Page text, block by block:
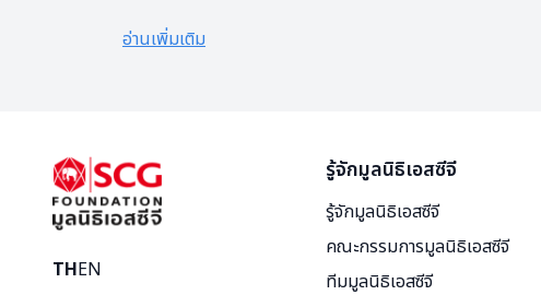
อ่านเพิ่มเติม
THEN
รู้จักมูลนิธิเอสซีจี
รู้จักมูลนิธิเอสซีจี
คณะกรรมการมูลนิธิเอสซีจี
ทีมมูลนิธิเอสซีจี